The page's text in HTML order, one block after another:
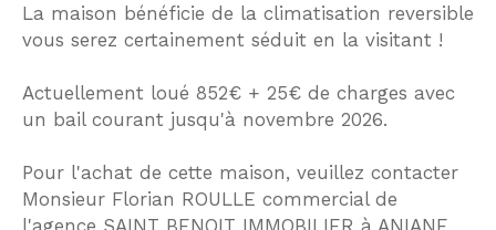
La maison bénéficie de la climatisation reversible
vous serez certainement séduit en la visitant !
Actuellement loué 852€ + 25€ de charges avec
un bail courant jusqu'à novembre 2026.
Pour l'achat de cette maison, veuillez contacter
Monsieur Florian ROULLE commercial de
l'agence SAINT BENOIT IMMOBILIER à ANIANE